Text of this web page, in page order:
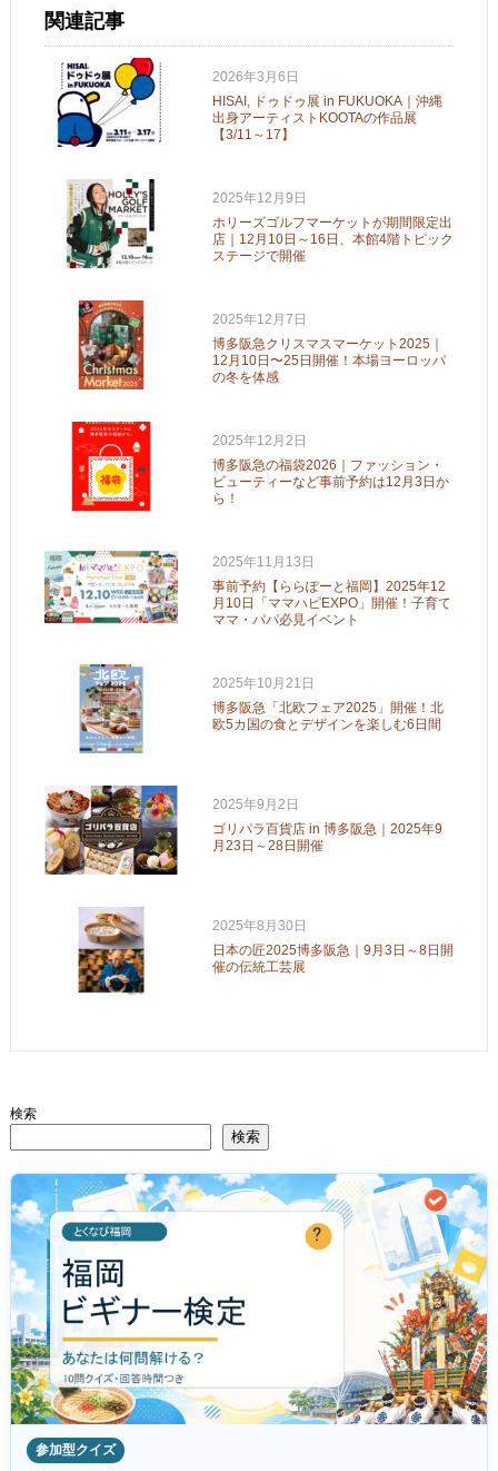
関連記事
2026年3月6日
HISAI, ドゥドゥ展 in FUKUOKA｜沖縄
出身アーティストKOOTAの作品展
【3/11～17】
2025年12月9日
ホリーズゴルフマーケットが期間限定出
店｜12月10日～16日、本館4階トピック
ステージで開催
2025年12月7日
博多阪急クリスマスマーケット2025｜
12月10日〜25日開催！本場ヨーロッパ
の冬を体感
2025年12月2日
博多阪急の福袋2026｜ファッション・
ビューティーなど事前予約は12月3日か
ら！
2025年11月13日
事前予約【ららぽーと福岡】2025年12
月10日「ママハピEXPO」開催！子育て
ママ・パパ必見イベント
2025年10月21日
博多阪急「北欧フェア2025」開催！北
欧5カ国の食とデザインを楽しむ6日間
2025年9月2日
ゴリパラ百貨店 in 博多阪急｜2025年9
月23日～28日開催
2025年8月30日
日本の匠2025博多阪急｜9月3日～8日開
催の伝統工芸展
検索
検索
参加型クイズ